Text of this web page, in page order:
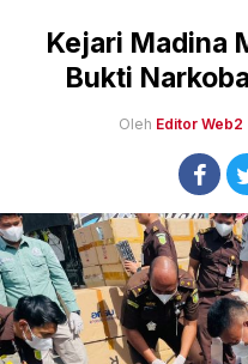
Kejari Madina
Bukti
Oleh Editor Web2